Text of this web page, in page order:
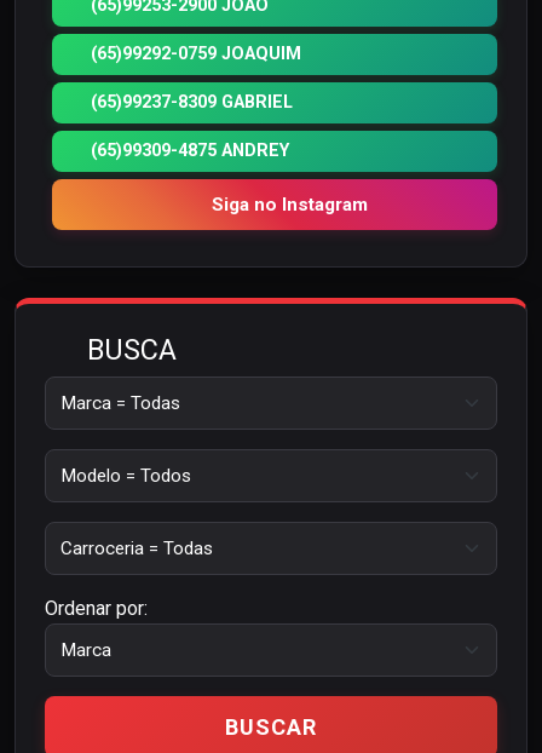
(65)99253-2900 JOÃO
(65)99292-0759 JOAQUIM
(65)99237-8309 GABRIEL
(65)99309-4875 ANDREY
Siga no Instagram
BUSCA
Ordenar por: